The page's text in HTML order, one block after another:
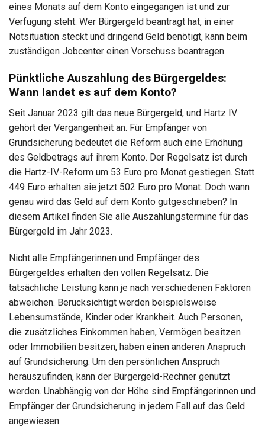
eines Monats auf dem Konto eingegangen ist und zur
Verfügung steht. Wer Bürgergeld beantragt hat, in einer
Notsituation steckt und dringend Geld benötigt, kann beim
zuständigen Jobcenter einen Vorschuss beantragen.
Pünktliche Auszahlung des Bürgergeldes:
Wann landet es auf dem Konto?
Seit Januar 2023 gilt das neue Bürgergeld, und Hartz IV
gehört der Vergangenheit an. Für Empfänger von
Grundsicherung bedeutet die Reform auch eine Erhöhung
des Geldbetrags auf ihrem Konto. Der Regelsatz ist durch
die Hartz-IV-Reform um 53 Euro pro Monat gestiegen. Statt
449 Euro erhalten sie jetzt 502 Euro pro Monat. Doch wann
genau wird das Geld auf dem Konto gutgeschrieben? In
diesem Artikel finden Sie alle Auszahlungstermine für das
Bürgergeld im Jahr 2023.
Nicht alle Empfängerinnen und Empfänger des
Bürgergeldes erhalten den vollen Regelsatz. Die
tatsächliche Leistung kann je nach verschiedenen Faktoren
abweichen. Berücksichtigt werden beispielsweise
Lebensumstände, Kinder oder Krankheit. Auch Personen,
die zusätzliches Einkommen haben, Vermögen besitzen
oder Immobilien besitzen, haben einen anderen Anspruch
auf Grundsicherung. Um den persönlichen Anspruch
herauszufinden, kann der Bürgergeld-Rechner genutzt
werden. Unabhängig von der Höhe sind Empfängerinnen und
Empfänger der Grundsicherung in jedem Fall auf das Geld
angewiesen.